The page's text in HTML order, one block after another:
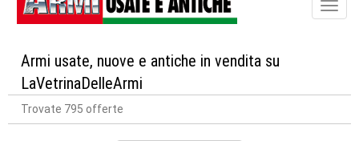
Armi usate, nuove e antiche in vendita su
LaVetrinaDelleArmi
Trovate 795 offerte